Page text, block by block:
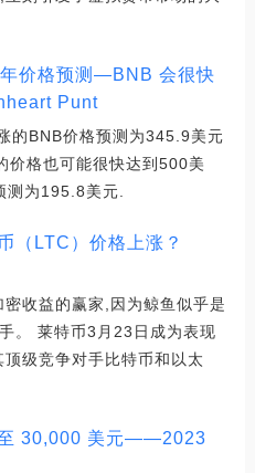
价格预测—BNB 会很快
Punt
的BNB价格预测为345.9美元
格也可能很快达到500美
测为195.8美元.
（LTC）价格上涨？
收益的赢家,因为鲸鱼似乎是
。 莱特币3月23日成为表现
级竞争对手比特币和以太
至 30,000 美元——2023